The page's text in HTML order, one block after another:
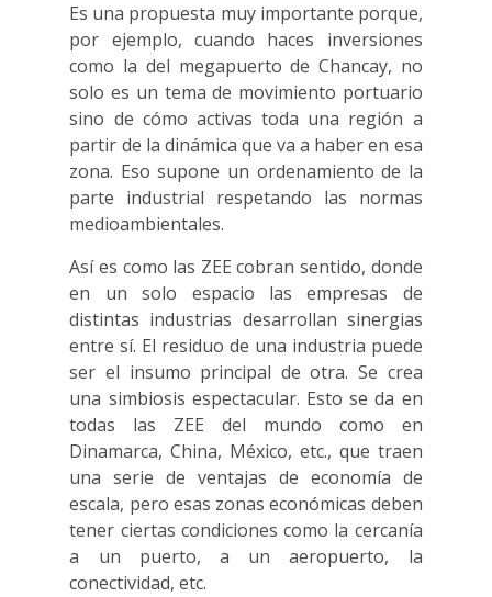
Es una propuesta muy importante porque,
por ejemplo, cuando haces inversiones
como la del megapuerto de Chancay, no
solo es un tema de movimiento portuario
sino de cómo activas toda una región a
partir de la dinámica que va a haber en esa
zona. Eso supone un ordenamiento de la
parte industrial respetando las normas
medioambientales.
Así es como las ZEE cobran sentido, donde
en un solo espacio las empresas de
distintas industrias desarrollan sinergias
entre sí. El residuo de una industria puede
ser el insumo principal de otra. Se crea
una simbiosis espectacular. Esto se da en
todas las ZEE del mundo como en
Dinamarca, China, México, etc., que traen
una serie de ventajas de economía de
escala, pero esas zonas económicas deben
tener ciertas condiciones como la cercanía
a un puerto, a un aeropuerto, la
conectividad, etc.